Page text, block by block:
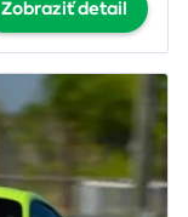
Zobraziť detail